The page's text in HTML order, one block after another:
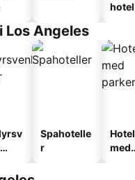
hotel
Angeles
Spahotelle
r
med